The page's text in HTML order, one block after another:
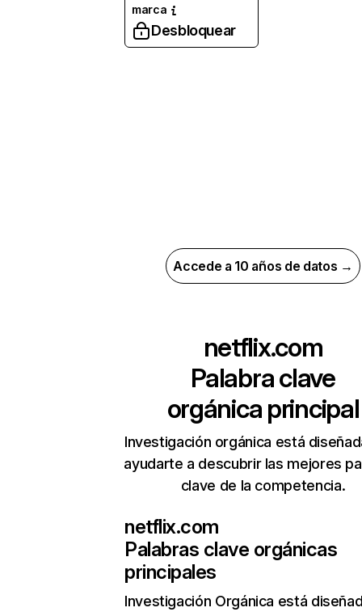
marca
Desbloquear
Accede a 10 años de datos →
netflix.com
Palabra clave
orgánica principal
Investigación orgánica está
ayudarte a descubrir las mejores
clave de la competencia.
netflix.com
Palabras clave orgánicas
principales
Investigación Orgánica está